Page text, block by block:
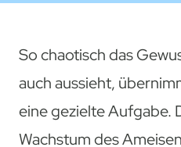
So chaotisch das
auch aussieht,
eine gezielte Aufgabe.
Wachstum des